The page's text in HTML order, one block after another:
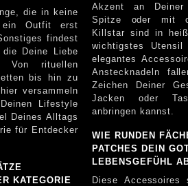
die in keine
ein Outfit erst
findest
Deine Liebe
Von rituellen
bis hin zu
versammeln
Lifestyle
Alltags
für Entdecker
KATEGORIE
Akzent an
Spitze oder mit
Killstar sind in
wichtigstes
elegantes
Anstecknadeln
Zeichen Deiner
Jacken oder
anbringen kannst.
WIE RUNDEN
PATCHES DEIN
LEBENSGEFÜHL
Diese Accessoires